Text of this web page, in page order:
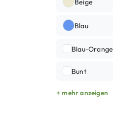
Beige
Blau
Blau-Orange
Bunt
+ mehr anzeigen